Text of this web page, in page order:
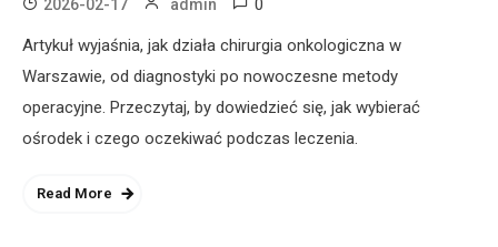
2026-02-17 admin 0
Artykuł wyjaśnia, jak działa chirurgia onkologiczna w
Warszawie, od diagnostyki po nowoczesne metody
operacyjne. Przeczytaj, by dowiedzieć się, jak wybierać
ośrodek i czego oczekiwać podczas leczenia.
Read More